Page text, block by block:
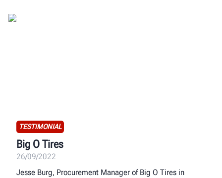
TESTIMONIAL
Big O Tires
26/09/2022
Jesse Burg, Procurement Manager of Big O Tires in